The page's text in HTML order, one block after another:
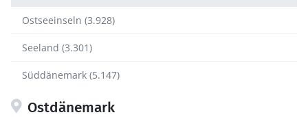
Ostseeinseln (3.928)
Seeland (3.301)
Süddänemark (5.147)
Ostdänemark